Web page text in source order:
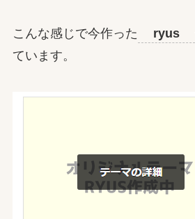
こんな感じで今作った ryus
ています。